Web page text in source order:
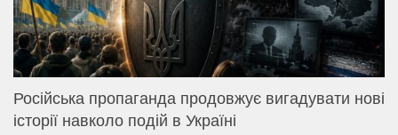
Російська пропаганда продовжує вигадувати нові
історії навколо подій в Україні